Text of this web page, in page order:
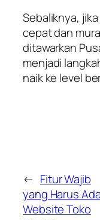
Sebaliknya,
cepat dan
ditawarkan
menjadi
naik ke level
← Fitur Wajib
yang Harus
Website Toko